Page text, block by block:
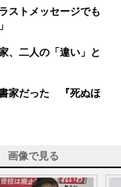
ストメッセージでも
、二人の「違い」と
家だった 『死ぬほ
画像で見る